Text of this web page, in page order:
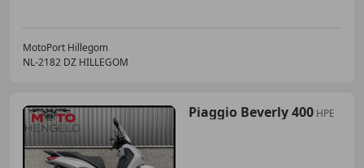
MotoPort Hillegom
NL-2182 DZ HILLEGOM
Piaggio Beverly 400 HPE